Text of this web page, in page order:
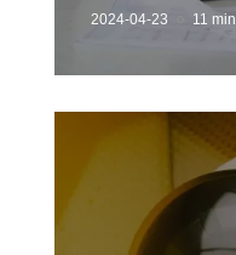
2024-04-23 11